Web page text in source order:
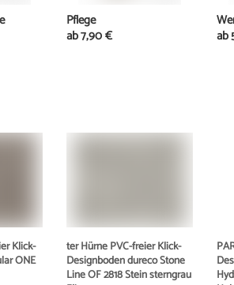
Klick-
ONE
ter Hürne PVC-freier Klick-
Designboden dureco Stone
Line OF 2818 Stein sterngrau
Pflege
ab7,90 €
ab